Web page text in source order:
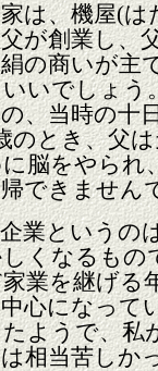
、機屋(は
が創業し、
の商いが主
いでしょう
、当時の十
のとき、父
脳をやられ
できません
というの
くなるもの
業を継げる
心になって
ようで、私
相当苦しか